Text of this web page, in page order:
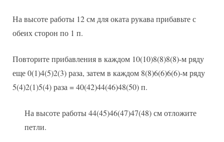
На высоте работы 12 см для оката рукава прибавьте с
обеих сторон по 1 п.
Повторите прибавления в каждом 10(10)8(8)8(8)-м ряду
еще 0(1)4(5)2(3) раза, затем в каждом 8(8)6(6)6(6)-м ряду
5(4)2(1)5(4) раза = 40(42)44(46)48(50) п.
На высоте работы 44(45)46(47)47(48) см отложите
петли.